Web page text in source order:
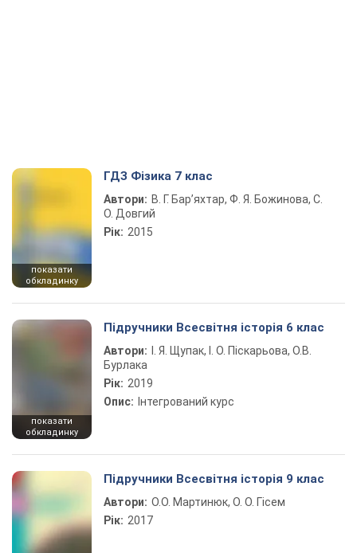
показати
обкладинку
ГДЗ Фізика 7 клас
Автори: В. Г. Бар’яхтар, Ф. Я. Божинова, С.
О. Довгий
Рік: 2015
показати
обкладинку
Підручники Всесвітня історія 6 клас
Автори:
І. Я. Щупак, І. О. Піскарьова, О.В.
Бурлака
Рік: 2019
Опис: Інтегрований курс
Підручники Всесвітня історія 9 клас
Автори: О.О. Мартинюк, О. О. Гісем
Рік: 2017